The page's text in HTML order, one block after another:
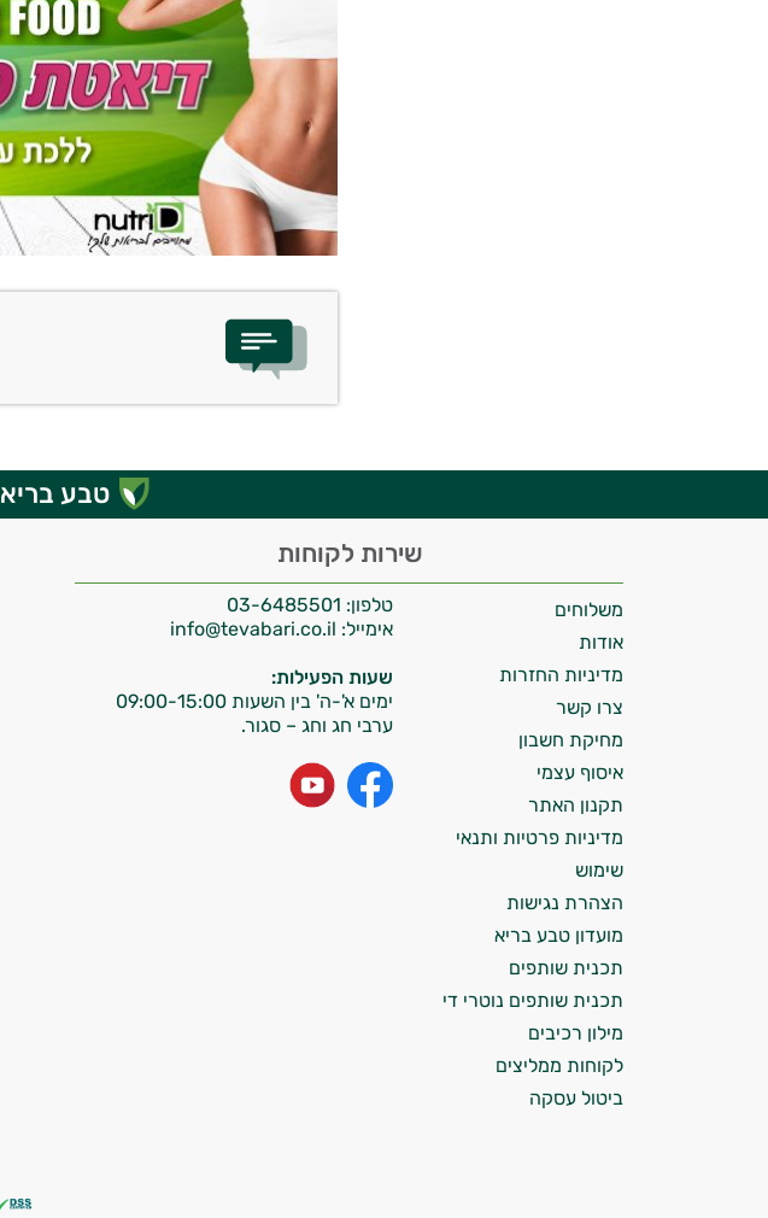
טבע בריא
שירות לקוחות
טלפון: 03-6485501
אימייל:
שעות הפעילות:
ימים א'-ה' בין השעות 09:00-15:00
ערבי חג וחג – סגור.
משלוחים
אודות
מדיניות החזרות
צרו קשר
מחיקת חשבון
איסוף עצמי
תקנון האתר
מדיניות פרטיות ותנאי
שימוש
הצהרת נגישות
מועדון טבע בריא
תכנית שותפים
תכנית שותפים נוטרי די
מילון רכיבים
לקוחות ממליצים
ביטול עסקה
התשובות שלי מבוססות על מאגרי מידע קליניים
וספרות מקצועית בתחומי הרפואה הטבעית
ותזונת הספורט.
אני כאן כדי לעזור לך להתאים את תוספי
התזונה ומוצרי הבריאות המדויקים למטרות
ולמצב הגופני שלך, ולהסביר לך אילו רכיבים
עובדים יחד כדי למקסם תוצאות גם בחיי היום
המטרה שלי היא להתאים עבורך המלצות
אישיות מבוססות מדעית.
זה הזמן להתחיל. איך אוכל לעזור?